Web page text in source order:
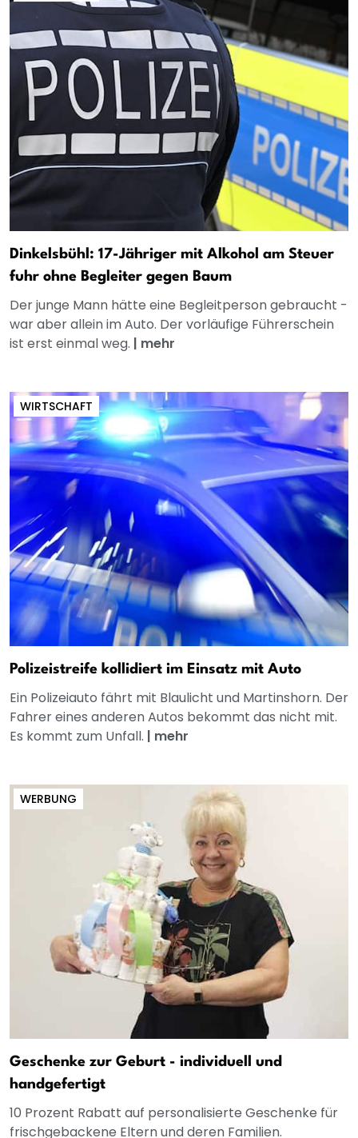
Dinkelsbühl: 17-Jähriger mit Alkohol am Steuer
fuhr ohne Begleiter gegen Baum
Der junge Mann hätte eine Begleitperson gebraucht -
war aber allein im Auto. Der vorläufige Führerschein
ist erst einmal weg. | mehr
WIRTSCHAFT
Polizeistreife kollidiert im Einsatz mit Auto
Ein Polizeiauto fährt mit Blaulicht und Martinshorn. Der
Fahrer eines anderen Autos bekommt das nicht mit.
Es kommt zum Unfall. | mehr
WERBUNG
Geschenke zur Geburt - individuell und
handgefertigt
10 Prozent Rabatt auf personalisierte Geschenke für
frischgebackene Eltern und deren Familien.